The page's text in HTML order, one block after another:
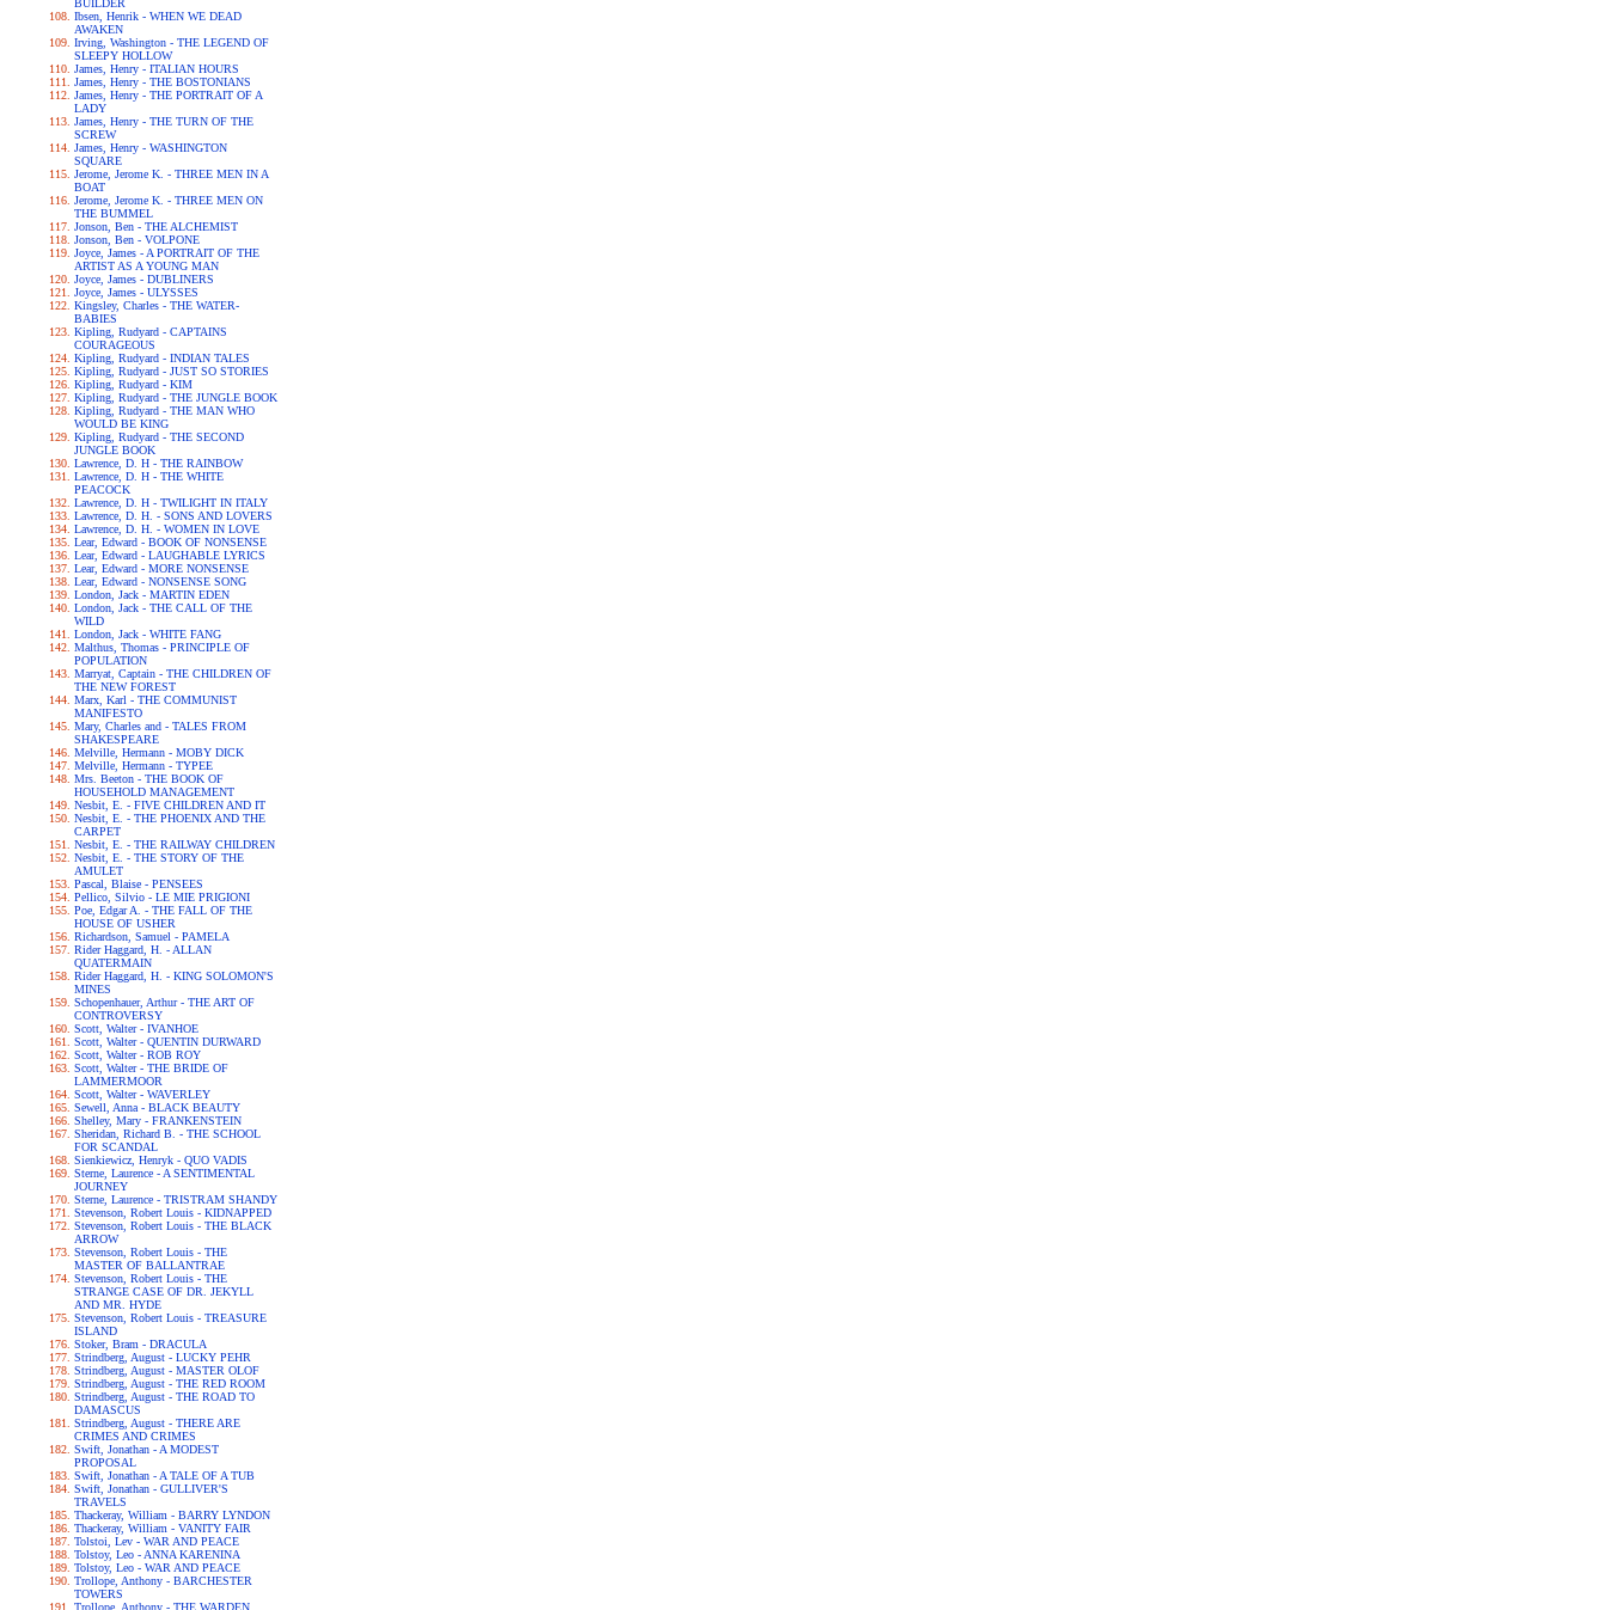
BUILDER
Ibsen, Henrik - WHEN WE DEAD
AWAKEN
Irving, Washington - THE LEGEND OF
SLEEPY HOLLOW
James, Henry - ITALIAN HOURS
James, Henry - THE BOSTONIANS
James, Henry - THE PORTRAIT OF A
LADY
James, Henry - THE TURN OF THE
SCREW
James, Henry - WASHINGTON
SQUARE
Jerome, Jerome K. - THREE MEN IN A
BOAT
Jerome, Jerome K. - THREE MEN ON
THE BUMMEL
Jonson, Ben - THE ALCHEMIST
Jonson, Ben - VOLPONE
Joyce, James - A PORTRAIT OF THE
ARTIST AS A YOUNG MAN
Joyce, James - DUBLINERS
Joyce, James - ULYSSES
Kingsley, Charles - THE WATER-
BABIES
Kipling, Rudyard - CAPTAINS
COURAGEOUS
Kipling, Rudyard - INDIAN TALES
Kipling, Rudyard - JUST SO STORIES
Kipling, Rudyard - KIM
Kipling, Rudyard - THE JUNGLE BOOK
Kipling, Rudyard - THE MAN WHO
WOULD BE KING
Kipling, Rudyard - THE SECOND
JUNGLE BOOK
Lawrence, D. H - THE RAINBOW
Lawrence, D. H - THE WHITE
PEACOCK
Lawrence, D. H - TWILIGHT IN ITALY
Lawrence, D. H. - SONS AND LOVERS
Lawrence, D. H. - WOMEN IN LOVE
Lear, Edward - BOOK OF NONSENSE
Lear, Edward - LAUGHABLE LYRICS
Lear, Edward - MORE NONSENSE
Lear, Edward - NONSENSE SONG
London, Jack - MARTIN EDEN
London, Jack - THE CALL OF THE
WILD
London, Jack - WHITE FANG
Malthus, Thomas - PRINCIPLE OF
POPULATION
Marryat, Captain - THE CHILDREN OF
THE NEW FOREST
Marx, Karl - THE COMMUNIST
MANIFESTO
Mary, Charles and - TALES FROM
SHAKESPEARE
Melville, Hermann - MOBY DICK
Melville, Hermann - TYPEE
Mrs. Beeton - THE BOOK OF
HOUSEHOLD MANAGEMENT
Nesbit, E. - FIVE CHILDREN AND IT
Nesbit, E. - THE PHOENIX AND THE
CARPET
Nesbit, E. - THE RAILWAY CHILDREN
Nesbit, E. - THE STORY OF THE
AMULET
Pascal, Blaise - PENSEES
Pellico, Silvio - LE MIE PRIGIONI
Poe, Edgar A. - THE FALL OF THE
HOUSE OF USHER
Richardson, Samuel - PAMELA
Rider Haggard, H. - ALLAN
QUATERMAIN
Rider Haggard, H. - KING SOLOMON'S
MINES
Schopenhauer, Arthur - THE ART OF
CONTROVERSY
Scott, Walter - IVANHOE
Scott, Walter - QUENTIN DURWARD
Scott, Walter - ROB ROY
Scott, Walter - THE BRIDE OF
LAMMERMOOR
Scott, Walter - WAVERLEY
Sewell, Anna - BLACK BEAUTY
Shelley, Mary - FRANKENSTEIN
Sheridan, Richard B. - THE SCHOOL
FOR SCANDAL
Sienkiewicz, Henryk - QUO VADIS
Sterne, Laurence - A SENTIMENTAL
JOURNEY
Sterne, Laurence - TRISTRAM SHANDY
Stevenson, Robert Louis - KIDNAPPED
Stevenson, Robert Louis - THE BLACK
ARROW
Stevenson, Robert Louis - THE
MASTER OF BALLANTRAE
Stevenson, Robert Louis - THE
STRANGE CASE OF DR. JEKYLL
AND MR. HYDE
Stevenson, Robert Louis - TREASURE
ISLAND
Stoker, Bram - DRACULA
Strindberg, August - LUCKY PEHR
Strindberg, August - MASTER OLOF
Strindberg, August - THE RED ROOM
Strindberg, August - THE ROAD TO
DAMASCUS
Strindberg, August - THERE ARE
CRIMES AND CRIMES
Swift, Jonathan - A MODEST
PROPOSAL
Swift, Jonathan - A TALE OF A TUB
Swift, Jonathan - GULLIVER'S
TRAVELS
Thackeray, William - BARRY LYNDON
Thackeray, William - VANITY FAIR
Tolstoi, Lev - WAR AND PEACE
Tolstoy, Leo - ANNA KARENINA
Tolstoy, Leo - WAR AND PEACE
Trollope, Anthony - BARCHESTER
TOWERS
Trollope, Anthony - THE WARDEN